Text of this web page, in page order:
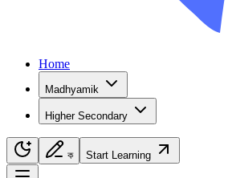
Home
Madhyamik
Higher Secondary
ক Start Learning